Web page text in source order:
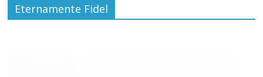
Eternamente Fidel